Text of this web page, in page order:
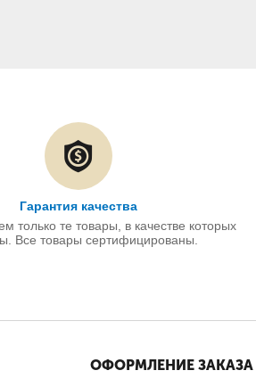
Гарантия качества
только те товары, в качестве которых
Все товары сертифицированы.
ОФОРМЛЕНИЕ ЗАКАЗА